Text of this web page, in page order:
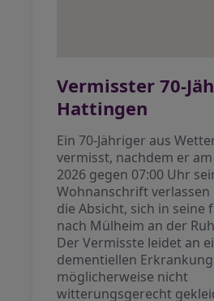
Vermisster 70-
Hattingen
Ein 70-Jähriger aus
vermisst, nachdem er am
2026 gegen 07:00 Uhr
Wohnanschrift verlassen
die Absicht, sich in seine
nach Mülheim an der
Der Vermisste leidet an
dementiellen
möglicherweise nicht
witterungsgerecht